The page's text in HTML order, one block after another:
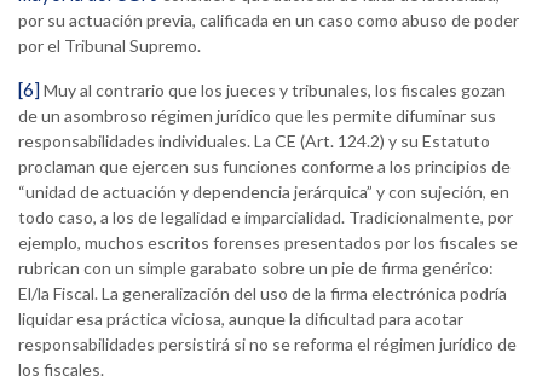
por su actuación previa, calificada en un caso como abuso de poder
por el Tribunal Supremo.
[6] Muy al contrario que los jueces y tribunales, los fiscales gozan
de un asombroso régimen jurídico que les permite difuminar sus
responsabilidades individuales. La CE (Art. 124.2) y su Estatuto
proclaman que ejercen sus funciones conforme a los principios de
“unidad de actuación y dependencia jerárquica” y con sujeción, en
todo caso, a los de legalidad e imparcialidad. Tradicionalmente, por
ejemplo, muchos escritos forenses presentados por los fiscales se
rubrican con un simple garabato sobre un pie de firma genérico:
El/la Fiscal. La generalización del uso de la firma electrónica podría
liquidar esa práctica viciosa, aunque la dificultad para acotar
responsabilidades persistirá si no se reforma el régimen jurídico de
los fiscales.